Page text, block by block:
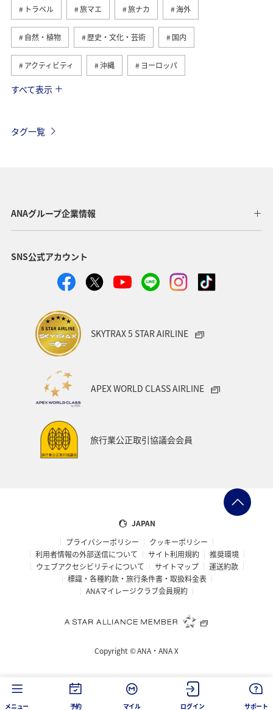
トラベル 旅マエ 旅ナカ 海外
自然・植物 歴史・文化・芸術 国内
アクティビティ 沖縄 ヨーロッパ
趣味
ワーケーション 知床 鹿児島県
日本の歴史・文化・芸術
シドニー 広島県 春
ロウニンアジ（GT）
岩手県 秋田県
すべて表示
タグ一覧
ANAグループ企業情報
SNS公式アカウント
SKYTRAX 5 STAR AIRLINE
APEX WORLD CLASS AIRLINE
旅行業公正取引協議会会員
JAPAN
プライバシーポリシー
クッキーポリシー
利用者情報の外部送信について
サイト利用規約
推奨環境
ウェブアクセシビリティについて
サイトマップ
運送約款
標識・各種約款・旅行条件書・取扱料金表
ANAマイレージクラブ会員規約
Copyright ©ANA・ANA X
メニュー 予約 マイル ログイン サポート